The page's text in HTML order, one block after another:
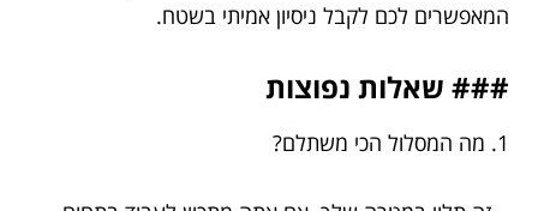
המאפשרים לכם לקבל ניסיון אמיתי בשטח.
### שאלות נפוצות
1. מה המסלול הכי משתלם?